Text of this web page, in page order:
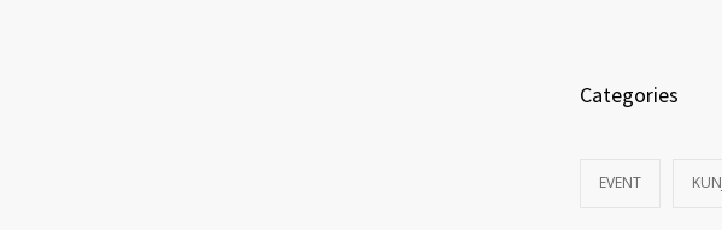
Categories
EVENT